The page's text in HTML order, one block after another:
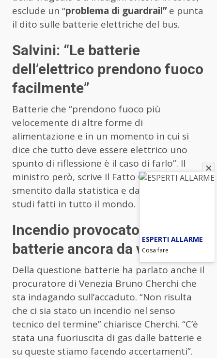
esclude un “problema di guardrail”e punta
il dito sulle batterie elettriche del bus.
Salvini: “Le batterie
dell’elettrico prendono fuoco
facilmente”
Batterie che “prendono fuoco più
velocemente di altre forme di
alimentazione e in un momento in cui si
dice che tutto deve essere elettrico uno
spunto di riflessione è il caso di farlo”. Il
ministro però, scrive Il Fatto Quotidiano, è
smentito dalla statistica e da decine di
studi fatti in tutto il mondo.
Incendio provocato dalle
batterie ancora da verificare
Della questione batterie ha parlato anche il
procuratore di Venezia Bruno Cherchi che
sta indagando sull’accaduto. “Non risulta
che ci sia stato un incendio nel senso
tecnico del termine” chiarisce Cherchi. “C’è
stata una fuoriuscita di gas dalle batterie e
su queste stiamo facendo accertamenti”.
ESPERTI ALLARME
Cosa fare